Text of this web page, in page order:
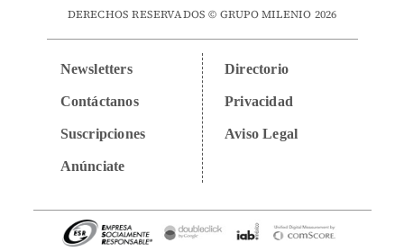
DERECHOS RESERVADOS © GRUPO MILENIO 2026
Newsletters
Contáctanos
Suscripciones
Anúnciate
Directorio
Privacidad
Aviso Legal